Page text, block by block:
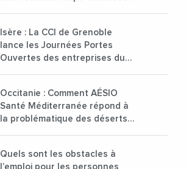
Isère : La CCI de Grenoble
lance les Journées Portes
Ouvertes des entreprises du
Occitanie : Comment AÉSIO
Santé Méditerranée répond à
la problématique des déserts
Quels sont les obstacles à
l’emploi pour les personnes